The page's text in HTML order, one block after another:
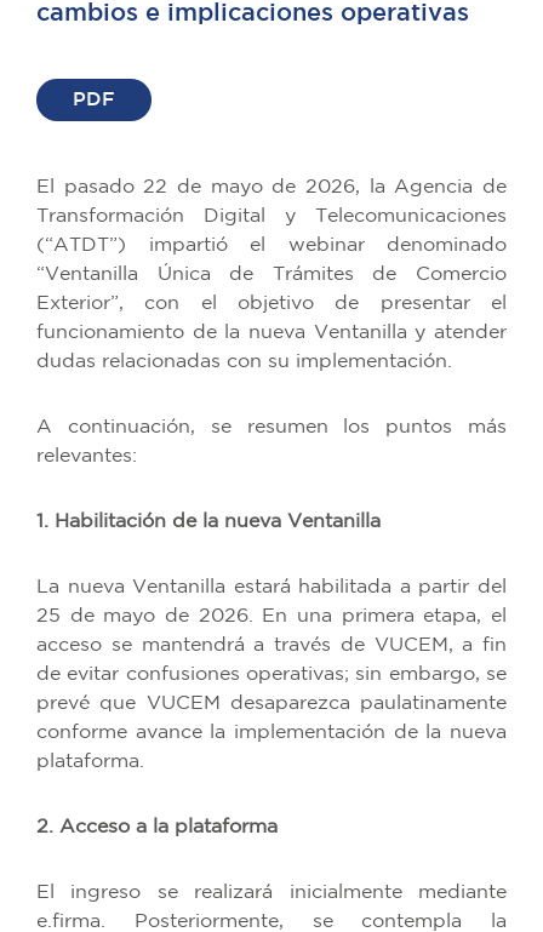
cambios e implicaciones operativas
PDF
El pasado 22 de mayo de 2026, la Agencia de
Transformación Digital y Telecomunicaciones
(“ATDT”) impartió el webinar denominado
“Ventanilla Única de Trámites de Comercio
Exterior”, con el objetivo de presentar el
funcionamiento de la nueva Ventanilla y atender
dudas relacionadas con su implementación.
A continuación, se resumen los puntos más
relevantes:
1. Habilitación de la nueva Ventanilla
La nueva Ventanilla estará habilitada a partir del
25 de mayo de 2026. En una primera etapa, el
acceso se mantendrá a través de VUCEM, a fin
de evitar confusiones operativas; sin embargo, se
prevé que VUCEM desaparezca paulatinamente
conforme avance la implementación de la nueva
plataforma.
2. Acceso a la plataforma
El ingreso se realizará inicialmente mediante
e.firma. Posteriormente, se contempla la